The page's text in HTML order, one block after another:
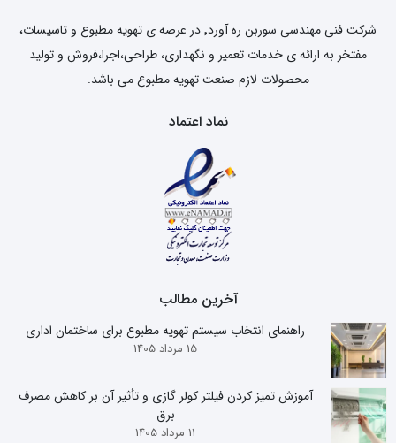
شرکت فنی مهندسی سوربن ره آورد٬ در عرصه ی تهویه مطبوع و تاسیسات،
مفتخر به ارائه ی خدمات تعمیر و نگهداری، طراحی،اجرا،فروش و تولید
محصولات لازم صنعت تهویه مطبوع می باشد.
نماد اعتماد
آخرین مطالب
راهنمای انتخاب سیستم تهویه مطبوع برای ساختمان اداری
15 مرداد 1405
آموزش تمیز کردن فیلتر کولر گازی و تأثیر آن بر کاهش مصرف
برق
11 مرداد 1405